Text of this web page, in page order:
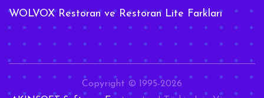
WOLVOX Restoran ve Restoran Lite Farkları
Copyright © 1995-2026